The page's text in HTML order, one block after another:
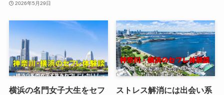
2026年5月29日
横浜の名門女子大生をセフ
ストレス解消には出会い系